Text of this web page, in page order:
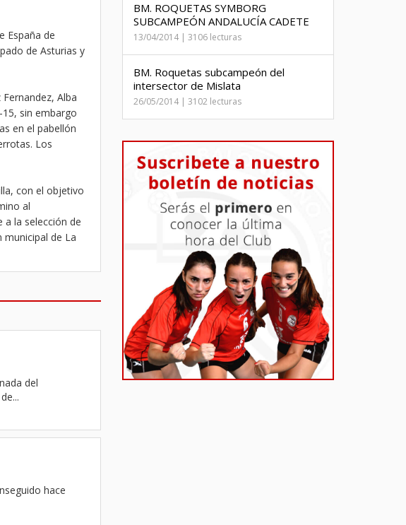
España de
de Asturias y
Alba
sin embargo
en el pabellón
Los
con el objetivo
al
a la selección de
municipal de La
del
hace
BM. ROQUETAS SYMBORG
SUBCAMPEÓN ANDALUCÍA CADETE
13/04/2014 | 3106 lecturas
BM. Roquetas subcampeón del
intersector de Mislata
26/05/2014 | 3102 lecturas